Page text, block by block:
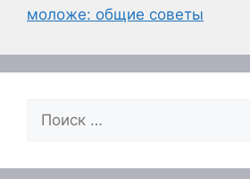
моложе: общие советы
Поиск: